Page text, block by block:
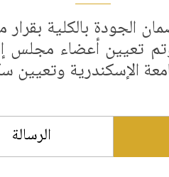
2005، وتم تعيين أعضاء
الإسكندرية
الرسالة